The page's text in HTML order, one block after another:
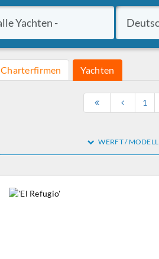
Charterfirmen Yachten
1
WERFT / MODELL